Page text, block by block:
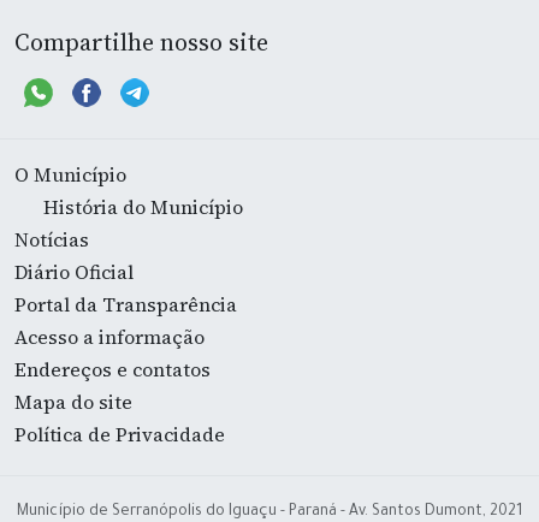
Compartilhe nosso site
O Município
História do Município
Notícias
Diário Oficial
Portal da Transparência
Acesso a informação
Endereços e contatos
Mapa do site
Política de Privacidade
Município de Serranópolis do Iguaçu - Paraná - Av. Santos Dumont, 2021